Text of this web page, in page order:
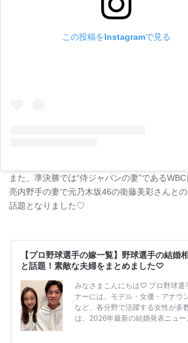
この投稿をInstagramで見る
また、準決勝では“侍ジャパンの妻”である
亮内野手の妻で元乃木坂46の衛藤美彩さんと
話題となりました♡